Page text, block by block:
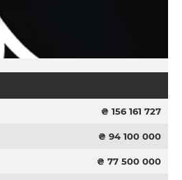
₴ 156 161 727
₴ 94 100 000
₴ 77 500 000